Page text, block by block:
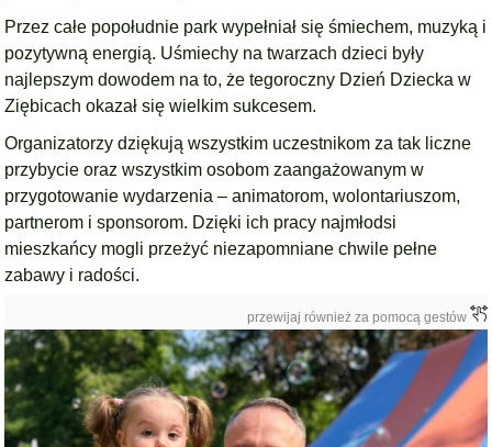
Przez całe popołudnie park wypełniał się śmiechem, muzyką i
pozytywną energią. Uśmiechy na twarzach dzieci były
najlepszym dowodem na to, że tegoroczny Dzień Dziecka w
Ziębicach okazał się wielkim sukcesem.
Organizatorzy dziękują wszystkim uczestnikom za tak liczne
przybycie oraz wszystkim osobom zaangażowanym w
przygotowanie wydarzenia – animatorom, wolontariuszom,
partnerom i sponsorom. Dzięki ich pracy najmłodsi
mieszkańcy mogli przeżyć niezapomniane chwile pełne
zabawy i radości.
przewijaj również za pomocą gestów